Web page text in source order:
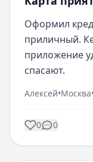
Оформил
приличный.
приложение
спасают.
Алексей•Москва•
0 0